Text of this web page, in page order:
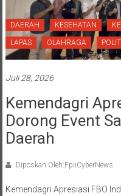
DAERAH KESEHATAN
LAPAS OLAHRAGA
Juli 28, 2026
Kemendagri
Dorong Event
Daerah
Diposkan Oleh:FpiiCyberNews
Kemendagri Apresiasi FBO